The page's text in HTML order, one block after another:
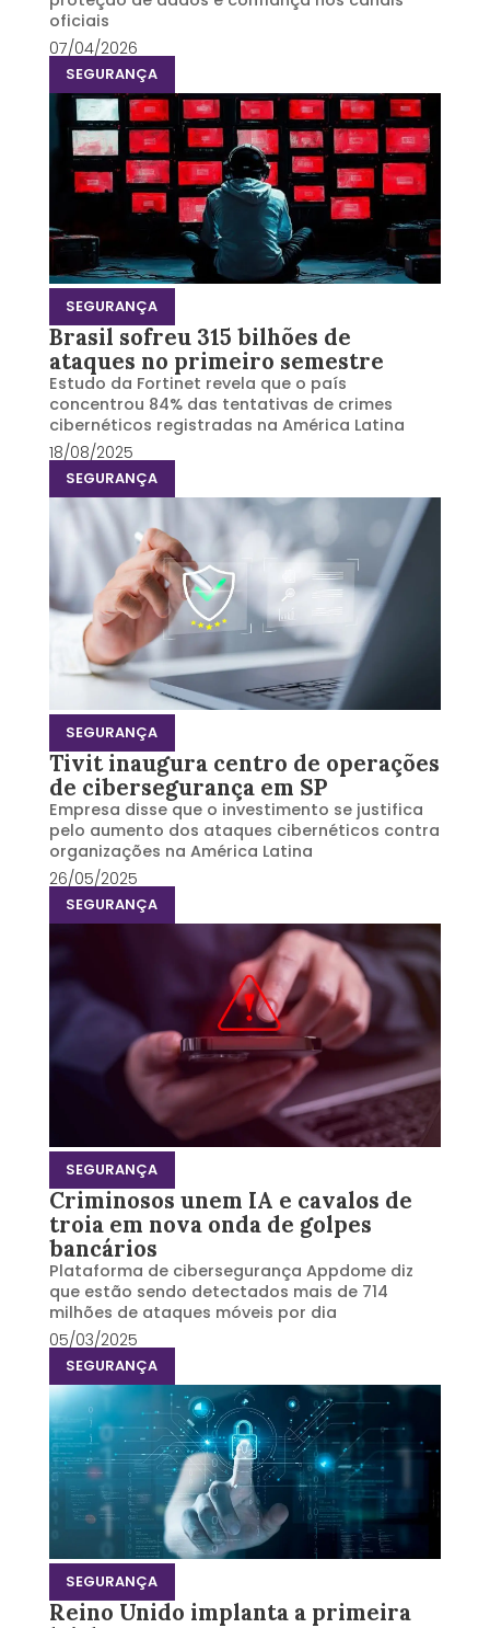
oficiais
07/04/2026
SEGURANÇA
SEGURANÇA
Brasil sofreu 315 bilhões de
ataques no primeiro semestre
Estudo da Fortinet revela que o país
concentrou 84% das tentativas de crimes
cibernéticos registradas na América Latina
18/08/2025
SEGURANÇA
SEGURANÇA
Tivit inaugura centro de operações
de cibersegurança em SP
Empresa disse que o investimento se justifica
pelo aumento dos ataques cibernéticos contra
organizações na América Latina
26/05/2025
SEGURANÇA
SEGURANÇA
Criminosos unem IA e cavalos de
troia em nova onda de golpes
bancários
Plataforma de cibersegurança Appdome diz
que estão sendo detectados mais de 714
milhões de ataques móveis por dia
05/03/2025
SEGURANÇA
SEGURANÇA
Reino Unido implanta a primeira